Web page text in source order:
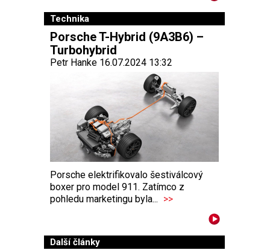
Technika
Porsche T-Hybrid (9A3B6) –
Turbohybrid
Petr Hanke 16.07.2024 13:32
Porsche elektrifikovalo šestiválcový
boxer pro model 911. Zatímco z
pohledu marketingu byla... >>
Další články